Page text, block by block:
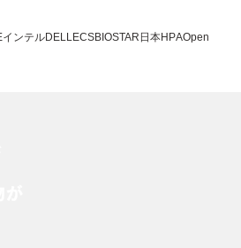
インテルDELLECSBIOSTAR 日本HPAOpen